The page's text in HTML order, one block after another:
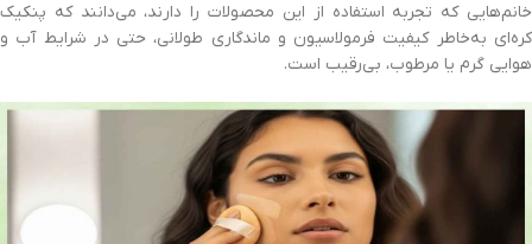
خانم‌هایی که تجربه استفاده از این محصولات را دارند، می‌دانند که پنکیک
کره‌ای به‌خاطر کیفیت فرمولاسیون و ماندگاری طولانی، حتی در شرایط آب و
هوایی گرم یا مرطوب، بی‌رقیب است.